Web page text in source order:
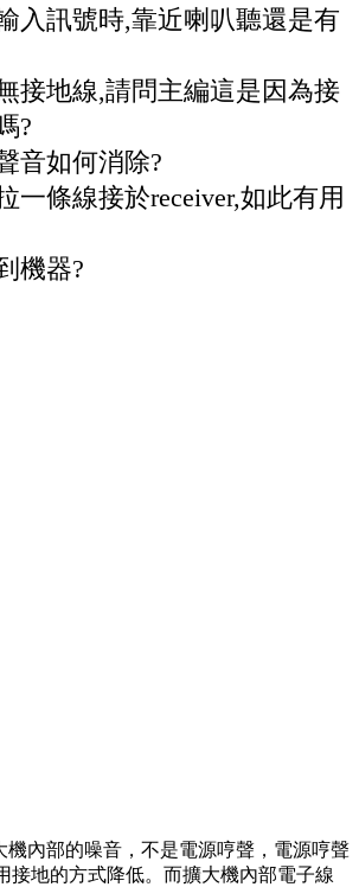
入訊號時,靠近喇叭聽還是有
接地線,請問主編這是因為接
?
音如何消除?
一條線接於receiver,如此有用
機器?
機內部的噪音，不是電源哼聲，電源哼聲
接地的方式降低。而擴大機內部電子線